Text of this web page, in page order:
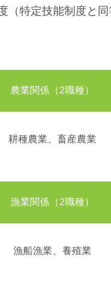
（特定技能制度と同
農業関係（2職種）
耕種農業、畜産農業
漁業関係（2職種）
漁船漁業、養殖業